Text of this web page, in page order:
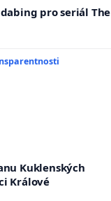
pro seriál The
Kuklenských
Králové